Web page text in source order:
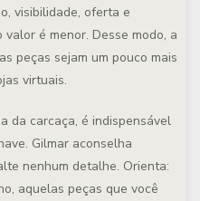
visibilidade, oferta e
é menor. Desse modo, a
peças sejam um pouco mais
virtuais.
da carcaça, é indispensável
Gilmar aconselha
nenhum detalhe. Orienta:
aquelas peças que você